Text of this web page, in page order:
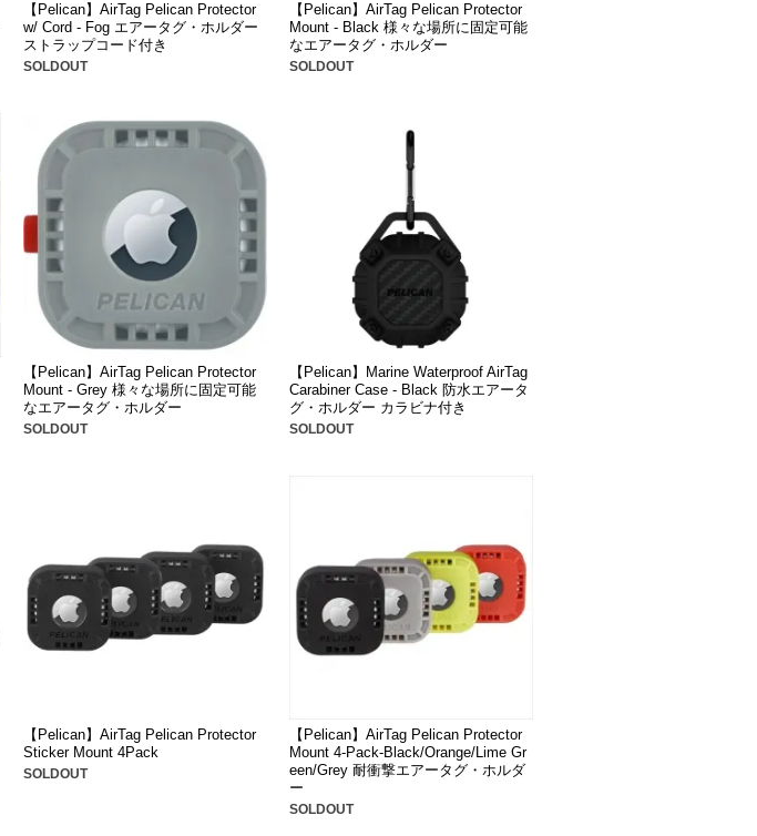
【Pelican】AirTag Pelican Protector
w/ Cord - Fog エアータグ・ホルダー
ストラップコード付き
SOLDOUT
【Pelican】AirTag Pelican Protector
Mount - Black 様々な場所に固定可能
なエアータグ・ホルダー
SOLDOUT
【Pelican】AirTag Pelican Protector
Mount - Grey 様々な場所に固定可能
なエアータグ・ホルダー
SOLDOUT
【Pelican】Marine Waterproof AirTag
Carabiner Case - Black 防水エアータ
グ・ホルダー カラビナ付き
SOLDOUT
【Pelican】AirTag Pelican Protector
Sticker Mount 4Pack
SOLDOUT
【Pelican】AirTag Pelican Protector
Mount 4-Pack-Black/Orange/Lime Gr
een/Grey 耐衝撃エアータグ・ホルダ
ー
SOLDOUT